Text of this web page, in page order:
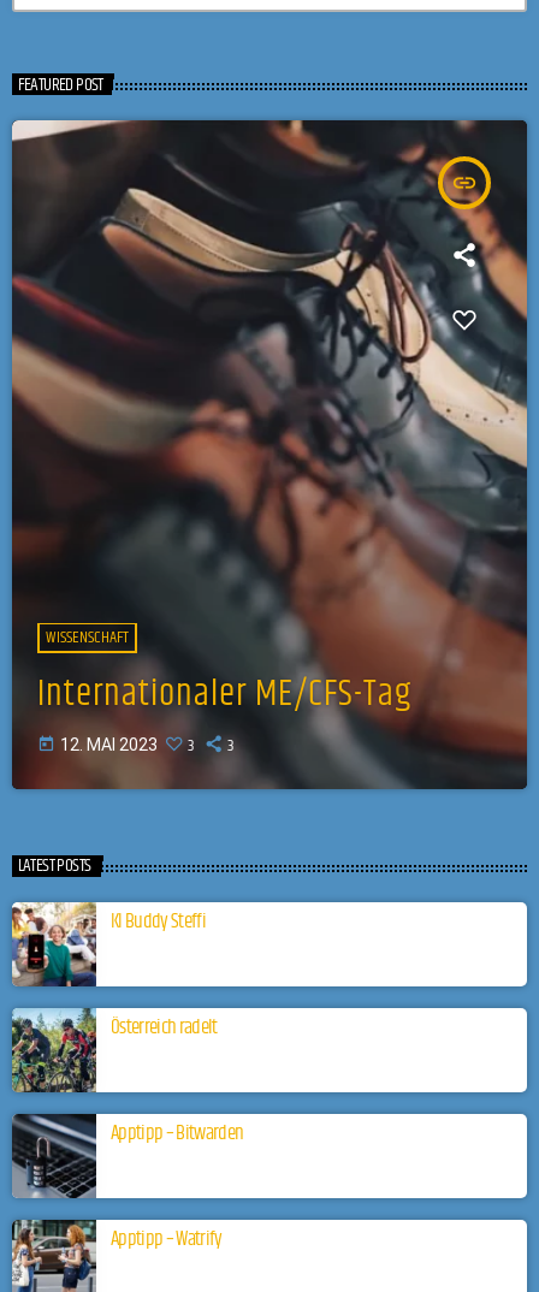
FEATURED POST
insert_link
WISSENSCHAFT
Internationaler ME/CFS-Tag
today 12. MAI 2023 3 3
LATEST POSTS
KI Buddy Steffi
Österreich radelt
Apptipp – Bitwarden
Apptipp – Watrify